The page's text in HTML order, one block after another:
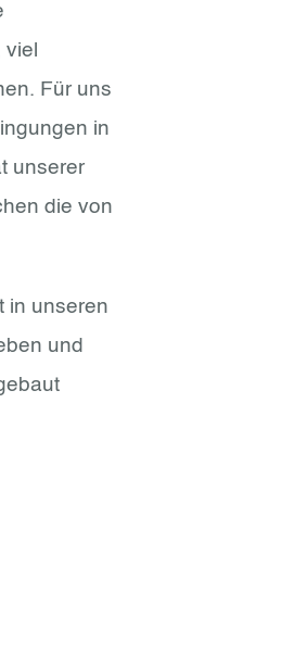
Für uns
in
unserer
die von
in unseren
und